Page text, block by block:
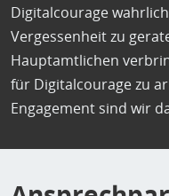
Digitalcourage
Vergessenheit zu
Hauptamtlichen
für Digitalcourage zu
Engagement sind wir